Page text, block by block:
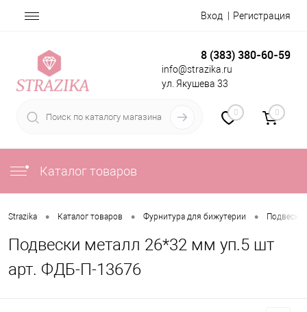
Вход Регистрация
8 (383) 380-60-59
info@strazika.ru
ул. Якушева 33
0 0
Каталог товаров
Strazika • Каталог товаров • Фурнитура для бижутерии • Подвески
Подвески металл 26*32 мм уп.5 шт
арт. ФДБ-П-13676